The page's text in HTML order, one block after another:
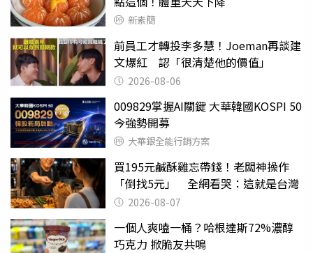
新素簡
前員工才轉投李多慧！Joeman再談建
文爆紅 認「很清楚他的價值」
2026-08-06
009829掌握AI關鍵 大華韓國KOSPI 50
今強勢開募
大華銀全能行銷方案
買195元鹹酥雞忘帶錢！老闆神操作
「倒找5元」 全網看哭：這就是台灣
2026-08-07
一個人爽嗑一桶？哈根達斯72%濃醇
巧克力 掀脆友共鳴